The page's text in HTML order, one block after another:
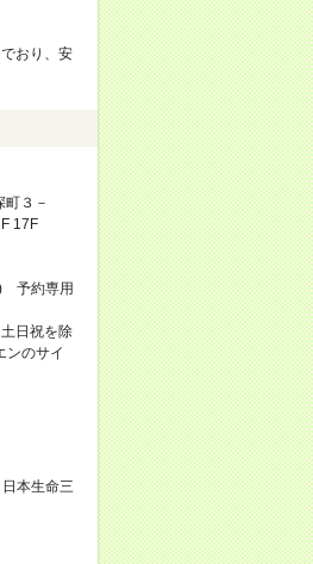
おり、安
３－
17F
) 予約専用
日祝を除
ンのサイ
本生命三